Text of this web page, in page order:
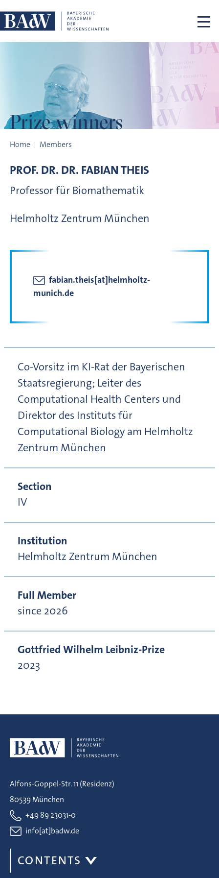
Prize winners
Home Members
PROF. DR. DR. FABIANTHEIS
Professor für Biomathematik
Helmholtz Zentrum München
fabian.theis[at]helmholtz-
munich.de
Co-Vorsitz im KI-Rat der Bayerischen
Staatsregierung; Leiter des
Computational Health Centers und
Direktor des Instituts für
Computational Biology am Helmholtz
Zentrum München
Section
IV
Institution
Helmholtz Zentrum München
Full Member
since 2026
Gottfried Wilhelm Leibniz-Prize
2023
Alfons-Goppel-Str. 11 (Residenz)
80539 München
+49 89 23031-0
info[at]badw.de
CONTENTS